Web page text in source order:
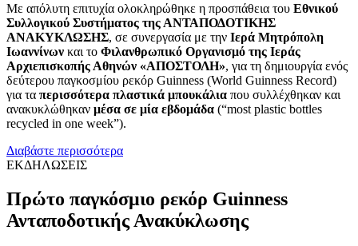
Με απόλυτη επιτυχία ολοκληρώθηκε η προσπάθεια του Εθνικού
Συλλογικού Συστήματος της ΑΝΤΑΠΟΔΟΤΙΚΗΣ
ΑΝΑΚΥΚΛΩΣΗΣ, σε συνεργασία με την Ιερά Μητρόπολη
Ιωαννίνων και το Φιλανθρωπικό Οργανισμό της Ιεράς
Αρχιεπισκοπής Αθηνών «ΑΠΟΣΤΟΛΗ», για τη δημιουργία ενός
δεύτερου παγκοσμίου ρεκόρ Guinness (World Guinness Record)
για τα περισσότερα πλαστικά μπουκάλια που συλλέχθηκαν και
ανακυκλώθηκαν μέσα σε μία εβδομάδα (“most plastic bottles
recycled in one week”).
Διαβάστε περισσότερα
ΕΚΔΗΛΩΣΕΙΣ
Πρώτο παγκόσμιο ρεκόρ Guinness
Ανταποδοτικής Ανακύκλωσης